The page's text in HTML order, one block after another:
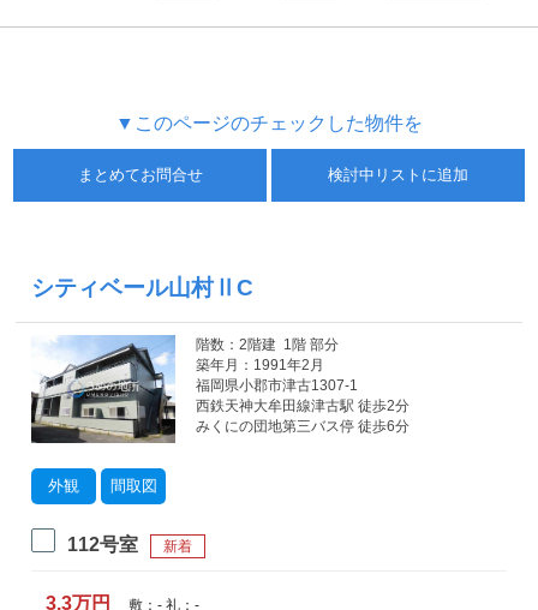
▼このページのチェックした物件を
まとめてお問合せ 検討中リストに追加
シティベール山村ⅡC
外観 間取図
階数：2階建 1階 部分
築年月：1991年2月
福岡県小郡市津古1307-1
西鉄天神大牟田線津古駅 徒歩2分
みくにの団地第三バス停 徒歩6分
112号室 新着
3.3万円 敷：- 礼：-